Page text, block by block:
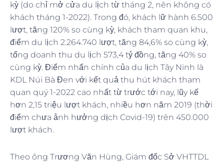
kỳ (do chỉ mở cửa du lịch từ tháng 2, nên không có
khách tháng 1-2022). Trong đó, khách lữ hành 6.500
lượt, tăng 120% so cùng kỳ, khách tham quan khu,
điểm du lịch 2.264.740 lượt, tăng 84,6% so cùng kỳ,
tổng doanh thu du lịch 573,4 tỷ đồng, tăng 40% so
cùng kỳ. Điểm nhấn chính của du lịch Tây Ninh là
KDL Núi Bà Đen với kết quả thu hút khách tham
quan quý 1-2022 cao nhất từ trước tới nay, lũy kế
hơn 2,15 triệu lượt khách, nhiều hơn năm 2019 (thời
điểm chưa ảnh hưởng dịch Covid-19) trên 450.000
lượt khách.
Theo ông Trương Văn Hùng, Giám đốc Sở VHTTDL